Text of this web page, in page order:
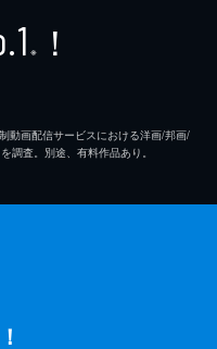
※ ！
動画配信サービスにおける洋画/邦画/
調査。別途、有料作品あり。